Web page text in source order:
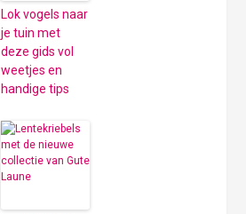
Lok vogels naar
je tuin met
deze gids vol
weetjes en
handige tips